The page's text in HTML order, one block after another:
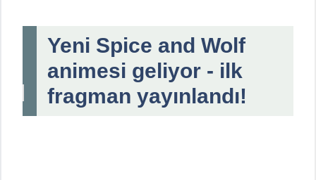
Yeni Spice and Wolf
animesi geliyor - ilk
fragman yayınlandı!